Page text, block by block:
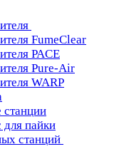
FumeClear
PACE
Pure-Air
WARP
станции
пайки
станций